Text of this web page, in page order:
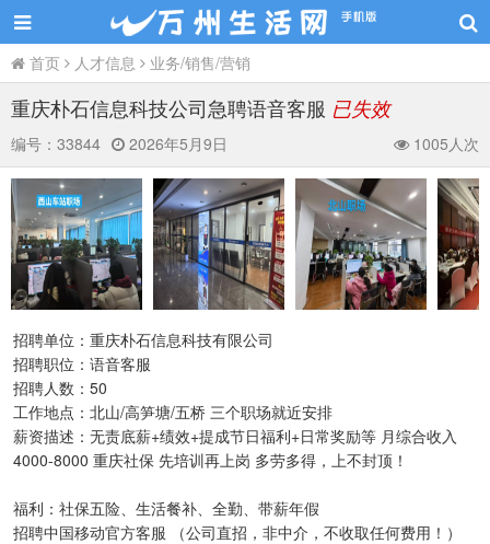
首页 人才信息 业务/销售/营销
重庆朴石信息科技公司急聘语音客服 已失效
编号： 33844 2026年5月9日 1005人次
招聘单位：重庆朴石信息科技有限公司
招聘职位：语音客服
招聘人数：50
工作地点：北山/高笋塘/五桥 三个职场就近安排
薪资描述：无责底薪+绩效+提成节日福利+日常奖励等 月综合收入
4000-8000 重庆社保 先培训再上岗 多劳多得，上不封顶！
福利：社保五险、生活餐补、全勤、带薪年假
招聘中国移动官方客服 （公司直招，非中介，不收取任何费用！）